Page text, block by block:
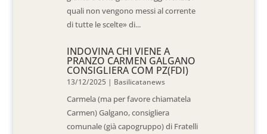
quali non vengono messi al corrente
di tutte le scelte» di...
INDOVINA CHI VIENE A
PRANZO CARMEN GALGANO
CONSIGLIERA COM PZ(FDI)
13/12/2025 | Basilicatanews
Carmela (ma per favore chiamatela
Carmen) Galgano, consigliera
comunale (già capogruppo) di Fratelli